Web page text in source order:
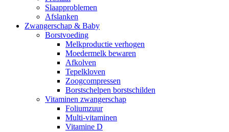
Slaapproblemen
Afslanken
Zwangerschap & Baby
Borstvoeding
Melkproductie verhogen
Moedermelk bewaren
Afkolven
Tepelkloven
Zoogcompressen
Borstschelpen borstschilden
Vitaminen zwangerschap
Foliumzuur
Multi-vitaminen
Vitamine D